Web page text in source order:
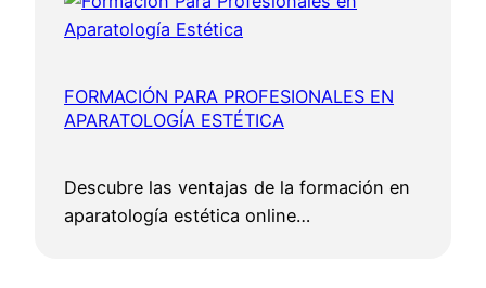
FORMACIÓN PARA PROFESIONALES EN
APARATOLOGÍA ESTÉTICA
Descubre las ventajas de la formación en
aparatología estética online…